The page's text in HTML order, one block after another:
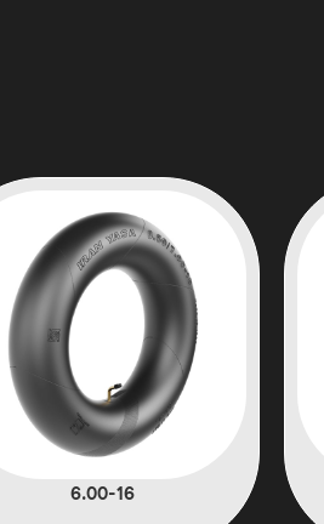
6.00-16